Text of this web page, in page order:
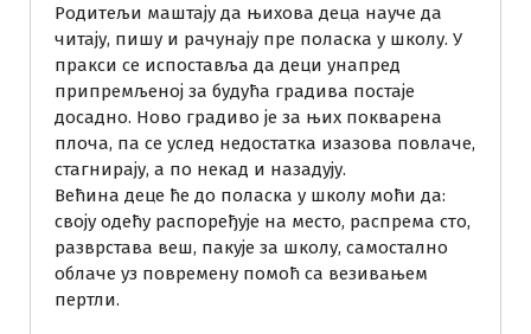
Родитељи маштају да њихова деца науче да
читају, пишу и рачунају пре поласка у школу. У
пракси се испоставља да деци унапред
припремљеној за будућа градива постаје
досадно. Ново градиво је за њих покварена
плоча, па се услед недостатка изазова повлаче,
стагнирају, а по некад и назадују.
Већина деце ће до поласка у школу моћи да:
своју одећу распоређује на место, распрема сто,
разврстава веш, пакује за школу, самостално
облаче уз повремену помоћ са везивањем
пертли.